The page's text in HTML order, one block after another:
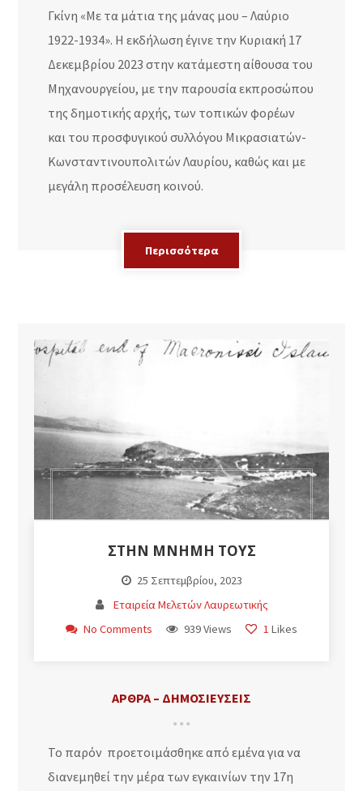
Γκίνη «Με τα μάτια της μάνας μου – Λαύριο
1922-1934». Η εκδήλωση έγινε την Κυριακή 17
Δεκεμβρίου 2023 στην κατάμεστη αίθουσα του
Μηχανουργείου, με την παρουσία εκπροσώπου
της δημοτικής αρχής, των τοπικών φορέων
και του προσφυγικού συλλόγου Μικρασιατών-
Κωνσταντινουπολιτών Λαυρίου, καθώς και με
μεγάλη προσέλευση κοινού.
Περισσότερα
ΣΤΗΝ ΜΝΉΜΗ ΤΟΥΣ
25 Σεπτεμβρίου, 2023
Εταιρεία Μελετών Λαυρεωτικής
No Comments
939 Views 1 Likes
ΆΡΘΡΑ – ΔΗΜΟΣΙΕΎΣΕΙΣ
Το παρόν προετοιμάσθηκε από εμένα για να
διανεμηθεί την μέρα των εγκαινίων την 17η